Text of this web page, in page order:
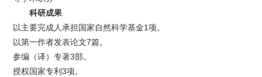
科研成果
以主要完成人承担国家自然科学基金1项。
以第一作者发表论文7篇。
参编（译）专著3部。
授权国家专利3项。